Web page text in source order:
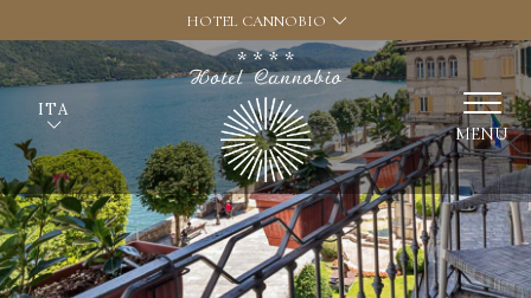
HOTEL CANNOBIO
ITA
MENU